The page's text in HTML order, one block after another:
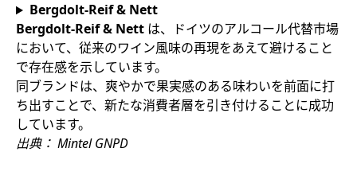
Bergdolt-Reif & Nett
Bergdolt-Reif & Nett は、
ドイツのアルコール代替市場
において、従来のワイン風味の再現をあえて避けること
で存在感を示しています。
同ブランドは、爽やかで果実感のある味わいを前面に打
ち出すことで、新たな消費者層を引き付けることに成功
しています。
出典： Mintel GNPD